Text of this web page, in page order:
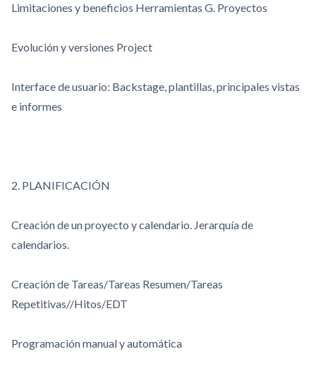
Limitaciones y beneficios Herramientas G. Proyectos
Evolución y versiones Project
Interface de usuario: Backstage, plantillas, principales vistas
e informes
2. PLANIFICACIÓN
Creación de un proyecto y calendario. Jerarquía de
calendarios.
Creación de Tareas/Tareas Resumen/Tareas
Repetitivas//Hitos/EDT
Programación manual y automática